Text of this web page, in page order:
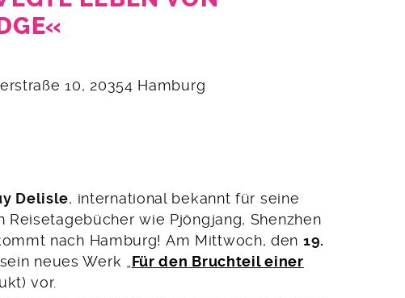
10, 20354 Hamburg
Delisle, international bekannt für seine
wie Pjöngjang, Shenzhen
nach Hamburg! Am Mittwoch, den 19.
sein neues Werk „ Für den Bruchteil einer
vor.